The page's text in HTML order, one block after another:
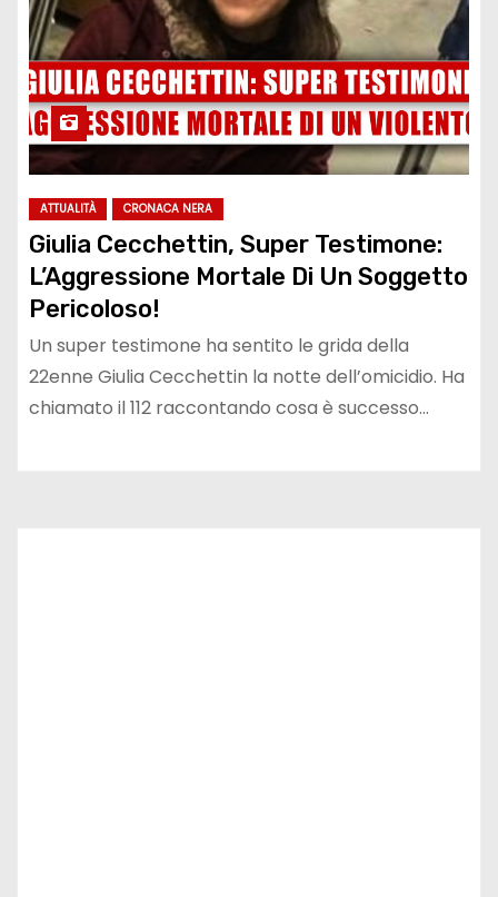
ATTUALITÀ CRONACA NERA
Giulia Cecchettin, Super Testimone:
L’Aggressione Mortale Di Un Soggetto
Pericoloso!
Un super testimone ha sentito le grida della
22enne Giulia Cecchettin la notte dell’omicidio. Ha
chiamato il 112 raccontando cosa è successo…